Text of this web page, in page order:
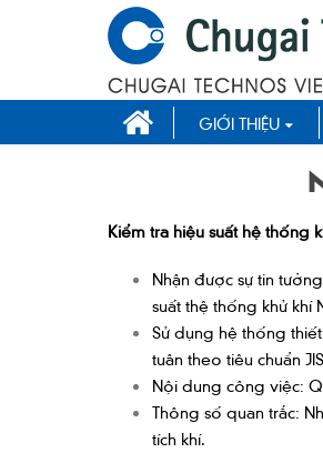
GIỚI THIỆU
Kiểm tra hiệu suất hệ thống
Nhận được sự tin
suất thệ thống khử khí
Sử dụng hệ thống
tuân theo tiêu chuẩn
Nội dung công việc:
Thông số quan trắc:
tích khí.